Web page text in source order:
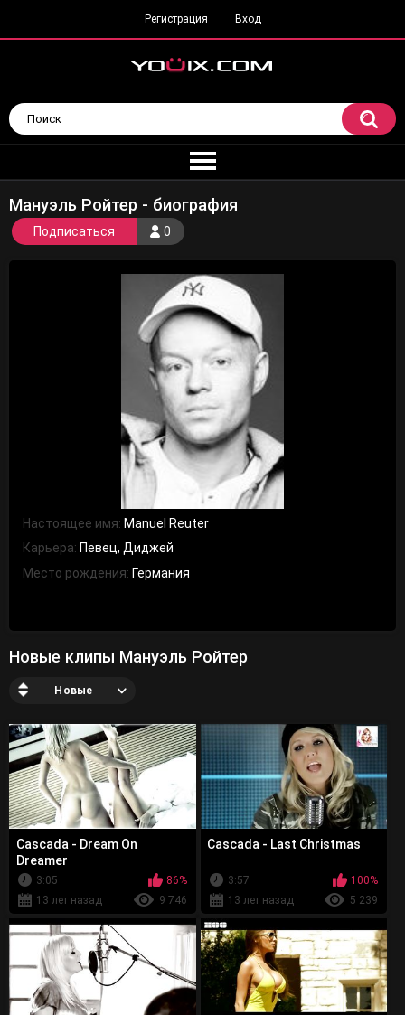
Регистрация Вход
Мануэль Ройтер - биография
0
Подписаться
Настоящее имя: Manuel Reuter
Карьера: Певец, Диджей
Место рождения: Германия
Новые клипы Мануэль Ройтер
Новые
Cascada - Dream On
Dreamer
3:05
86%
13 лет назад
9 746
Cascada - Last Christmas
3:57
100%
13 лет назад
5 239